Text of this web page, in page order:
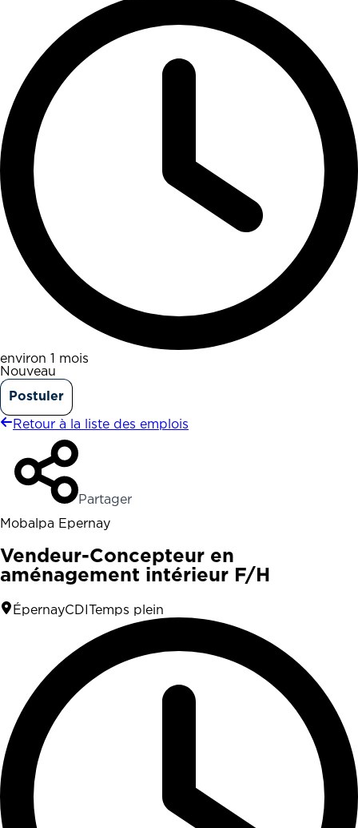
environ 1 mois
Nouveau
Postuler
Retour à la liste des emplois
Partager
Mobalpa Epernay
Vendeur-Concepteur en
aménagement intérieur F/H
ÉpernayCDI Temps plein